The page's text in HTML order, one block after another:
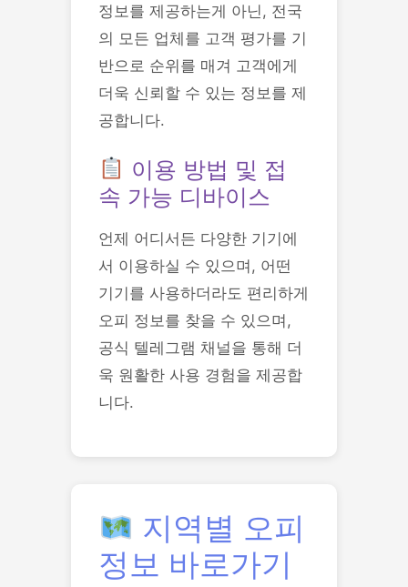
정보를 제공하는게 아닌, 전국
의 모든 업체를 고객 평가를 기
반으로 순위를 매겨 고객에게
더욱 신뢰할 수 있는 정보를 제
공합니다.
이용 방법 및 접
속 가능 디바이스
언제 어디서든 다양한 기기에
서 이용하실 수 있으며, 어떤
기기를 사용하더라도 편리하게
오피 정보를 찾을 수 있으며,
공식 텔레그램 채널을 통해 더
욱 원활한 사용 경험을 제공합
니다.
지역별 오피
정보 바로가기